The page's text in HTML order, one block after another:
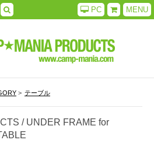
MENU
PC
> テーブル
/ UNDER FRAME for